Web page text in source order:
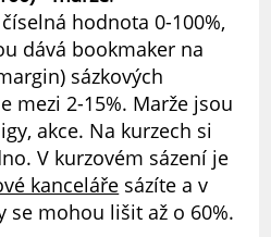
hodnota 0-100%,
dává bookmaker na
sázkových
mezi 2-15%. Marže jsou
akce. Na kurzech si
V kurzovém sázení je
kanceláře sázíte a v
se mohou lišit až o 60%.